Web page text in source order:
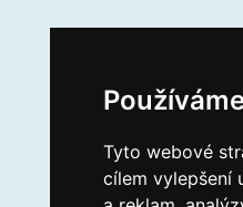
Tyto webové
cílem vylepšení